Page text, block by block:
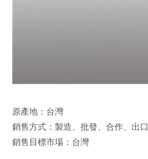
原產地：台灣
銷售方式：製造、批發、合作、出口
銷售目標市場：台灣